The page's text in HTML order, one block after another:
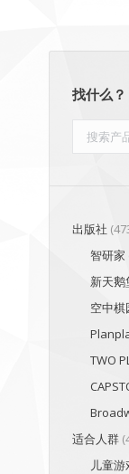
找什么？
出版社
智研家
新天鹅
空中棋
TWO
适合人群
儿童游